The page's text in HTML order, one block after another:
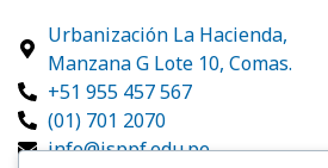
Urbanización La Hacienda,
Manzana G Lote 10, Comas.
+51 955 457 567
(01) 701 2070
info@isppf.edu.pe